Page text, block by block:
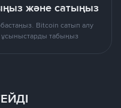
және сатыңыз
Bitcoin сатып алу
ұсыныстарды табыңыз